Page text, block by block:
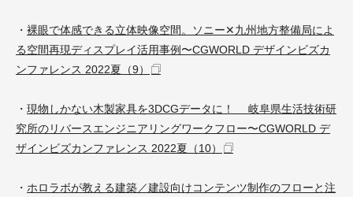
・ 裸眼で体感できる立体映像空間。ソニー✕九州地方整備局によ
る空間再現ディスプレイ活用事例〜CGWORLD デザインビズカ
ンファレンス 2022夏（9）
・ 現物しかない木製家具を3DCGデータに！ 岐阜県生活技術研
究所のリバースエンジニアリングワークフロー〜CGWORLD デ
ザインビズカンファレンス 2022夏（10）
・ ホロラボが教える建築／建設向けコンテンツ制作のフローと注